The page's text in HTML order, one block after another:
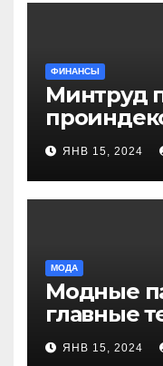
ФИНАНСЫ
Минтруд
более 40
ЯНВ 15, 2024
МОДА
Модные
главные
новинок
ЯНВ 15, 2024